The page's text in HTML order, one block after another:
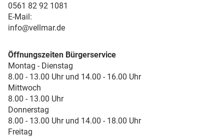
0561 82 92 1081
E-Mail:
info@vellmar.de
Öffnungszeiten Bürgerservice
Montag - Dienstag
8.00 - 13.00 Uhr und 14.00 - 16.00 Uhr
Mittwoch
8.00 - 13.00 Uhr
Donnerstag
8.00 - 13.00 Uhr und 14.00 - 18.00 Uhr
Freitag